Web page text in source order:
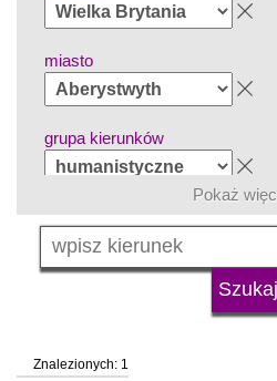
miasto
grupa kierunków
język
status uczelni
Pokaż
Znalezionych: 1